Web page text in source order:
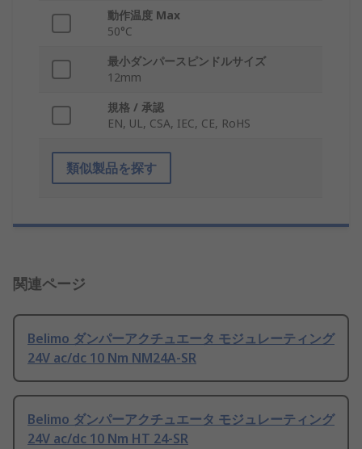
動作温度 Max
50°C
最小ダンパースピンドルサイズ
12mm
規格 / 承認
EN, UL, CSA, IEC, CE, RoHS
類似製品を探す
関連ページ
Belimo ダンパーアクチュエータ モジュレーティング
24V ac/dc 10 Nm NM24A-SR
Belimo ダンパーアクチュエータ モジュレーティング
24V ac/dc 10 Nm HT 24-SR